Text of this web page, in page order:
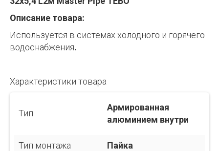
Описание товара:
Используется в системах холодного и горячего
водоснабжения.
Характеристики товара
Тип
Армированная
алюминием внутри
Тип монтажа Пайка